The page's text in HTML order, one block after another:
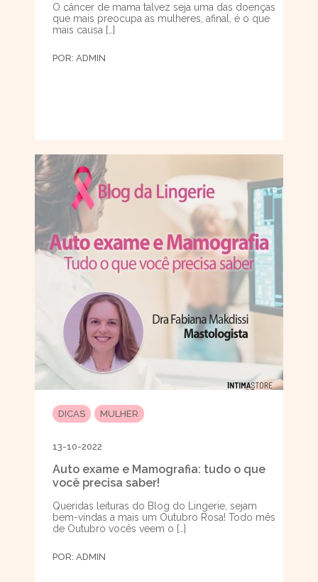
O câncer de mama talvez seja uma das doenças
que mais preocupa as mulheres, afinal, é o que
mais causa […]
POR: ADMIN
DICAS MULHER
13-10-2022
Auto exame e Mamografia: tudo o que
você precisa saber!
Queridas leituras do Blog do Lingerie, sejam
bem-vindas a mais um Outubro Rosa! Todo mês
de Outubro vocês veem o […]
POR: ADMIN